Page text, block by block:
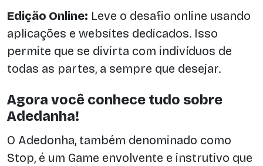
Edição Online: Leve o desafio online usando
aplicações e websites dedicados. Isso
permite que se divirta com indivíduos de
todas as partes, a sempre que desejar.
Agora você conhece tudo sobre
Adedanha!
O Adedonha, também denominado como
Stop, é um Game envolvente e instrutivo que